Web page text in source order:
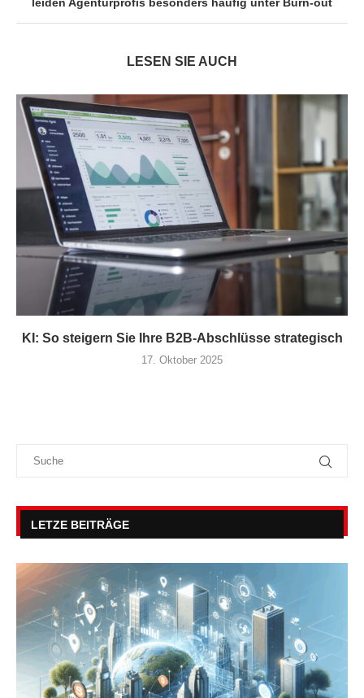
LESEN SIE AUCH
KI: So steigern Sie Ihre B2B-Abschlüsse strategisch
17. Oktober 2025
LETZE BEITRÄGE